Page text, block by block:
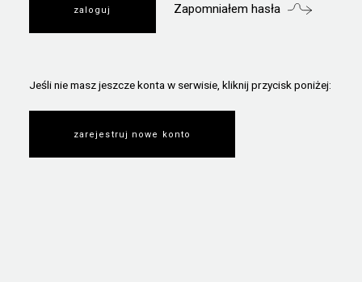
Zapomniałem hasła
Jeśli nie masz jeszcze konta w serwisie, kliknij przycisk poniżej:
zarejestruj nowe konto